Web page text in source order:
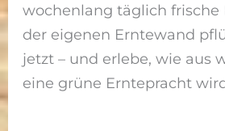
wochenlang täglich frische
der eigenen Erntewand
jetzt – und erlebe, wie aus
eine grüne Erntepracht